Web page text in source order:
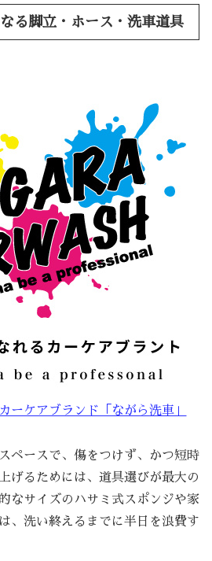
る脚立・ホース・洗車道具
ーケアブランド「ながら洗車」
ペースで、傷をつけず、かつ短時
げるためには、道具選びが最大の
なサイズのハサミ式スポンジや家
、洗い終えるまでに半日を浪費す